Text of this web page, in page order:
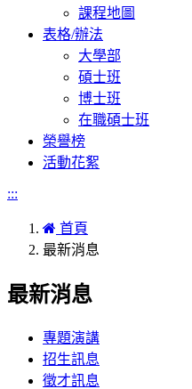
課程地圖
表格/辦法
大學部
碩士班
博士班
在職碩士班
榮譽榜
活動花絮
:::
首頁
最新消息
最新消息
專題演講
招生訊息
徵才訊息